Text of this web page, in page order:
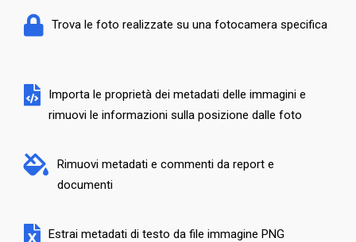
Trova le foto realizzate su una fotocamera specifica
Importa le proprietà dei metadati delle immagini e
rimuovi le informazioni sulla posizione dalle foto
Rimuovi metadati e commenti da report e
documenti
Estrai metadati di testo da file immagine PNG